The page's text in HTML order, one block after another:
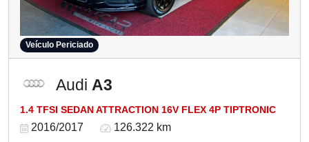
Veículo Periciado
Audi A3
1.4 TFSI SEDAN ATTRACTION 16V FLEX 4P TIPTRONIC
2016/2017 126.322 km